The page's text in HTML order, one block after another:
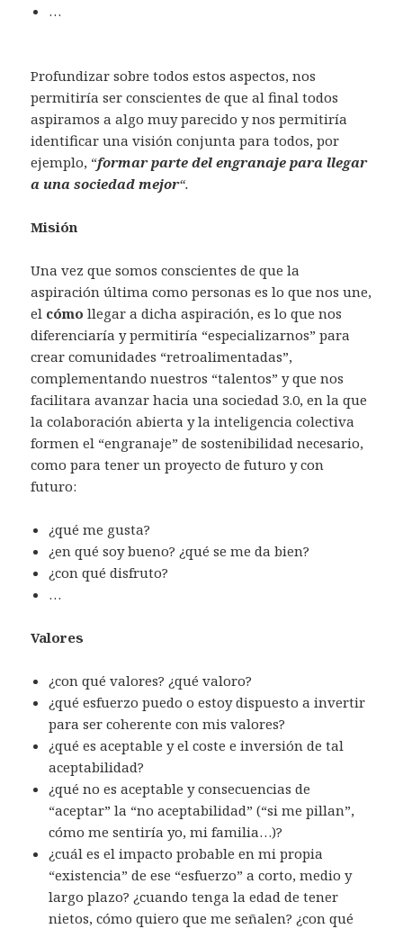
…
Profundizar sobre todos estos aspectos, nos
permitiría ser conscientes de que al final todos
aspiramos a algo muy parecido y nos permitiría
identificar una visión conjunta para todos, por
ejemplo, “formar parte del engranaje para llegar
a una sociedad mejor“.
Misión
Una vez que somos conscientes de que la
aspiración última como personas es lo que nos une,
el cómo llegar a dicha aspiración, es lo que nos
diferenciaría y permitiría “especializarnos” para
crear comunidades “retroalimentadas”,
complementando nuestros “talentos” y que nos
facilitara avanzar hacia una sociedad 3.0, en la que
la colaboración abierta y la inteligencia colectiva
formen el “engranaje” de sostenibilidad necesario,
como para tener un proyecto de futuro y con
futuro:
¿qué me gusta?
¿en qué soy bueno? ¿qué se me da bien?
¿con qué disfruto?
…
Valores
¿con qué valores? ¿qué valoro?
¿qué esfuerzo puedo o estoy dispuesto a invertir
para ser coherente con mis valores?
¿qué es aceptable y el coste e inversión de tal
aceptabilidad?
¿qué no es aceptable y consecuencias de
“aceptar” la “no aceptabilidad” (“si me pillan”,
cómo me sentiría yo, mi familia…)?
¿cuál es el impacto probable en mi propia
“existencia” de ese “esfuerzo” a corto, medio y
largo plazo? ¿cuando tenga la edad de tener
nietos, cómo quiero que me señalen? ¿con qué